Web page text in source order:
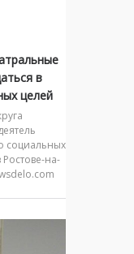
в
целей
социальных
на-